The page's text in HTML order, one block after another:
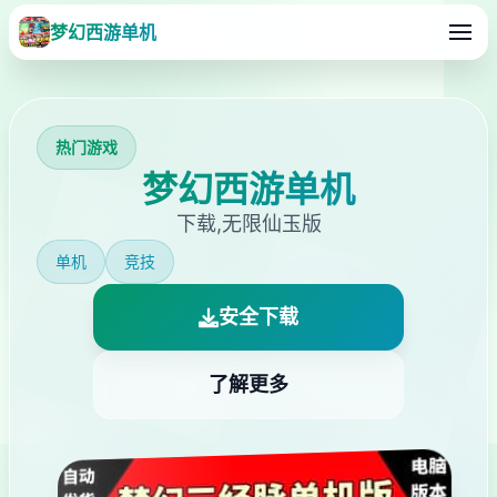
梦幻西游单机
热门游戏
梦幻西游单机
下载,无限仙玉版
单机 竞技
安全下载
了解更多